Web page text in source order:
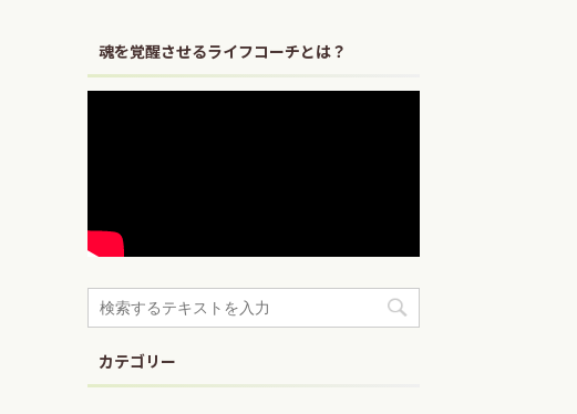
魂を覚醒させるライフコーチとは？
カテゴリー